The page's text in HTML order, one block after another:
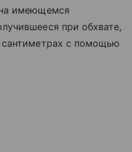
имеющемся
при обхвате,
сантиметрах с помощью